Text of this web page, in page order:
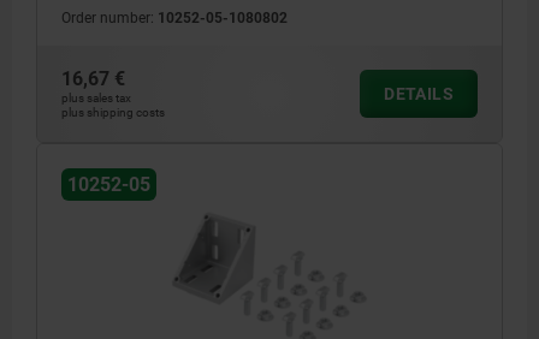
Order number: 10252-05-1080802
16,67 €
plus sales tax
plus shipping costs
DETAILS
10252-05